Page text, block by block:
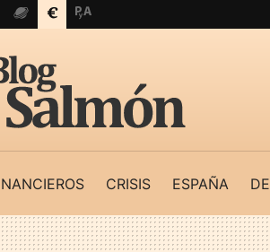
CRISIS ESPAÑA